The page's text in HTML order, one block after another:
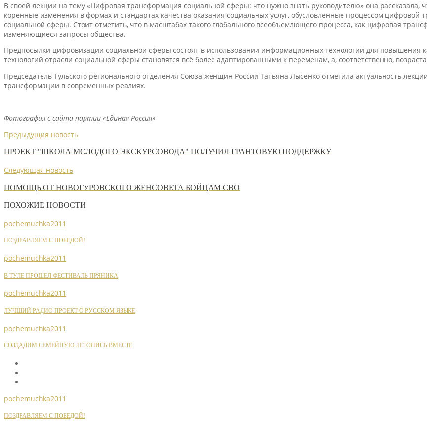
В своей лекции на тему «Цифровая трансформация социальной сферы: что нужно знать руководителю» она
коренные изменения в формах и стандартах качества оказания социальных услуг, обусловленные процессом цифровой
социальной сферы. Стоит отметить, что в масштабах такого глобального всеобъемлющего процесса, как цифровая
изменяющиеся запросы общества.
Предпосылки цифровизации социальной сферы состоят в использовании информационных технологий для повышения
технологий отрасли социальной сферы становятся всё более адаптированными к переменам, а, соответственно,
Председатель Тульского регионального отделения Союза женщин России Татьяна Лысенко отметила актуальность
трансформации в современных реалиях.
Фотография с сайта партии «Единая Россия»
Предыдущия новость
ПРОЕКТ "ШКОЛА МОЛОДОГО ЭКСКУРСОВОДА" ПОЛУЧИЛ ГРАНТОВУЮ ПОДДЕРЖКУ
Следующая новость
ПОМОЩЬ ОТ НОВОГУРОВСКОГО ЖЕНСОВЕТА БОЙЦАМ СВО
ПОХОЖИЕ НОВОСТИ
pochemuchka2011
ПОЗДРАВЛЯЕМ С ПОБЕДОЙ!
pochemuchka2011
В ТУЛЕ ПРОШЕЛ ФЕСТИВАЛЬ ПРЯНИКА
pochemuchka2011
ЛУЧШИЙ РАДИО ПРОЕКТ О РУССКОМ ЯЗЫКЕ
pochemuchka2011
СОЗДАДИМ СЕМЕЙНУЮ ЛЕТОПИСЬ ВМЕСТЕ
pochemuchka2011
ПОЗДРАВЛЯЕМ С ПОБЕДОЙ!